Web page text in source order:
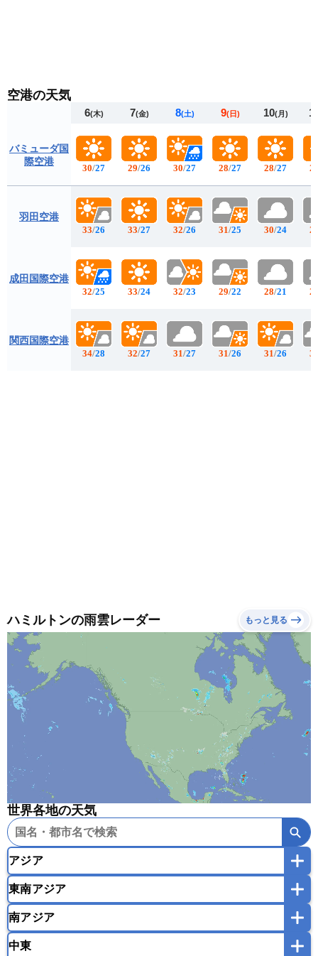
空港の天気
バミューダ国
際空港
羽田空港
成田国際空港
関西国際空港
6(木)
30/27
33/26
32/25
34/28
7(金)
29/26
33/27
33/24
32/27
8(土)
30/27
32/26
32/23
31/27
9(日)
28/27
31/25
29/22
31/26
10(月)
28/27
30/24
28/21
31/26
ハミルトンの雨雲レーダー もっと見る
世界各地の天気
アジア
韓国
モンゴル
東南アジア
インドネシア
南アジア
中東